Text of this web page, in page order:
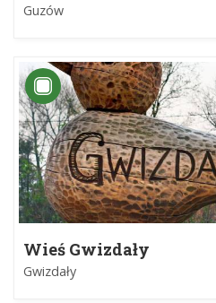
Guzów
Wieś Gwizdały
Gwizdały